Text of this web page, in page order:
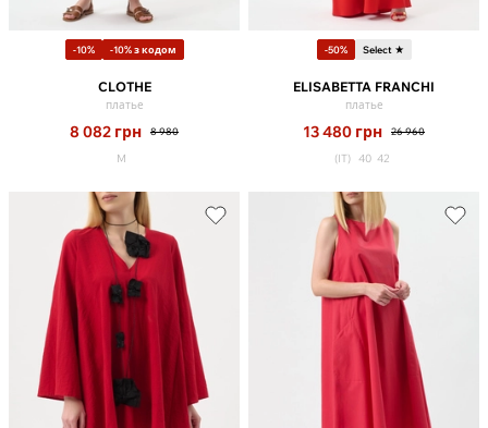
-10% -10% з кодом
CLOTHE
платье
8 082 грн 8 980
M
-50% Select ★
ELISABETTA FRANCHI
платье
13 480 грн 26 960
(IT) 40 42